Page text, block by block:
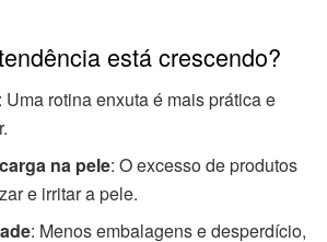
está crescendo?
: Uma rotina enxuta é mais prática e
na pele: O excesso de produtos
e irritar a pele.
: Menos embalagens e desperdício,